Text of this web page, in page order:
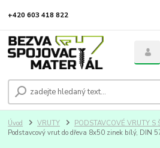
+420 603 418 822
Úvod VRUTY
PODSTAVCOVÉ VRUTY
Podstavcový vrut do dřeva 8x50 zinek bílý, DIN